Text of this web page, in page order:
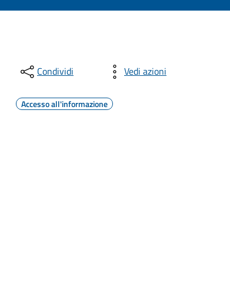
Condividi Vedi azioni
Accesso all'informazione